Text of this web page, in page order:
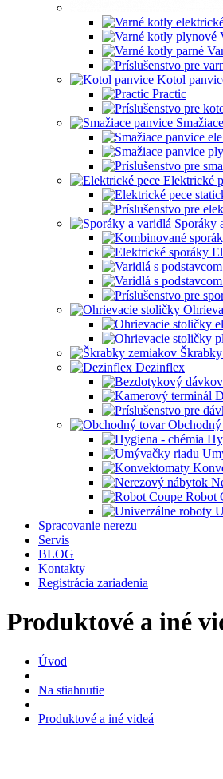
Kotol
Practic
Elektrické
Sporáky
Dezinflex
Robot
Spracovanie nerezu
Servis
BLOG
Kontakty
Registrácia zariadenia
Produktové a iné
Úvod
Na stiahnutie
Produktové a iné videá